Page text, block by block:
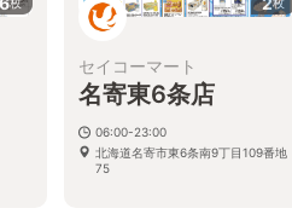
セイコーマート
名寄東6条店
06:00-23:00
北海道名寄市東6条南9丁目109番地
75